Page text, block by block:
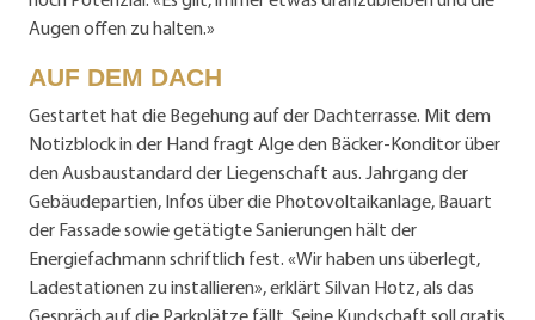
Augen offen zu halten.»
AUF DEM DACH
Gestartet hat die Begehung auf der Dachterrasse. Mit dem
Notizblock in der Hand fragt Alge den Bäcker-Konditor über
den Ausbaustandard der Liegenschaft aus. Jahrgang der
Gebäudepartien, Infos über die Photovoltaikanlage, Bauart
der Fassade sowie getätigte Sanierungen hält der
Energiefachmann schriftlich fest. «Wir haben uns überlegt,
Ladestationen zu installieren», erklärt Silvan Hotz, als das